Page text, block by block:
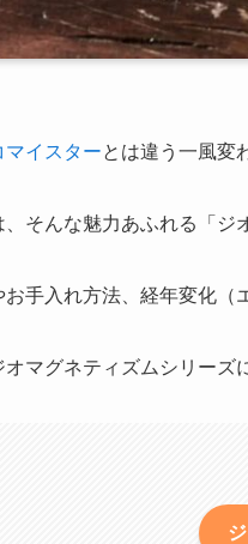
マイスターとは違う一風変
、そんな魅力あふれる「ジ
手入れ方法、経年変化（
マグネティズムシリーズ